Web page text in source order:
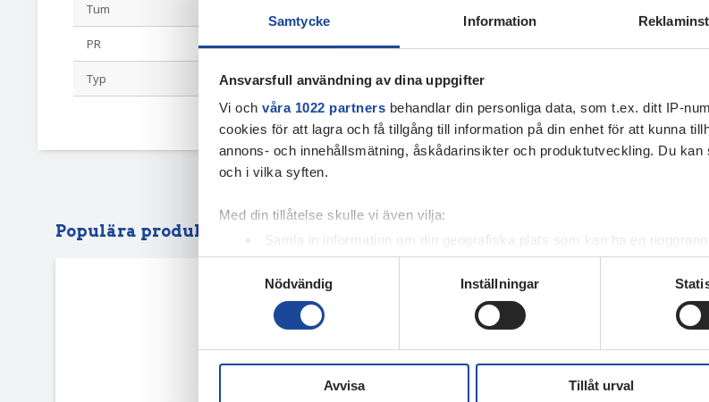
Samtycke Information
Ansvarsfull användning av dina uppgifter
Vi och våra 1022 partners behandlar din personliga data, som t.ex. ditt IP-
cookies för att lagra och få tillgång till information på din enhet för att kunna
annons- och innehållsmätning, åskådarinsikter och produktutveckling. Du
och i vilka syften.
Med din tillåtelse skulle vi även vilja:
Samla in information om din geografiska plats som kan ha en
Identifiera din enhet genom att aktivt skanna den för specifika
Ta reda på mer om hur dina personliga uppgifter behandlas och ställ in dina
eller dra tillbaka ditt samtycke när som helst från cookie-förklaringen.
Vi använder enhetsidentifierare för att anpassa innehållet och annonserna till
till de sociala medier och annons- och analysföretag som vi samarbetar med.
Nödvändig
Inställningar
Avvisa Tillåt urval
Tum
PR 14
Typ Vagnshjul
Populära produkter